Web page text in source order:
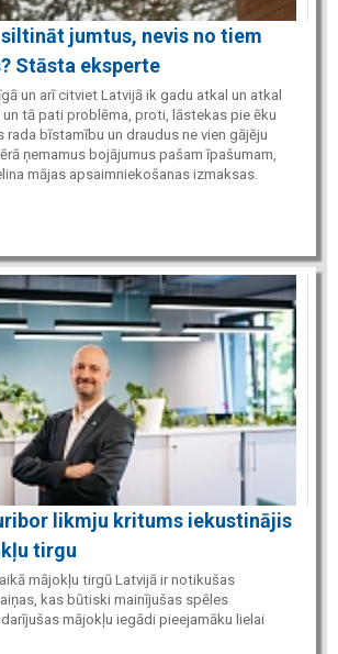
jumtus, nevis no tiem
Stāsta eksperte
un arī citviet Latvijā ik gadu atkal un atkal
un tā pati problēma, proti, lāstekas pie ēku
rada bīstamību un draudus ne vien gājēju
ņemamus bojājumus pašam īpašumam,
mājas apsaimniekošanas izmaksas.
likmju kritums iekustinājis
tirgu
mājokļu tirgū Latvijā ir notikušas
kas būtiski mainījušas spēles
mājokļu iegādi pieejamāku lielai